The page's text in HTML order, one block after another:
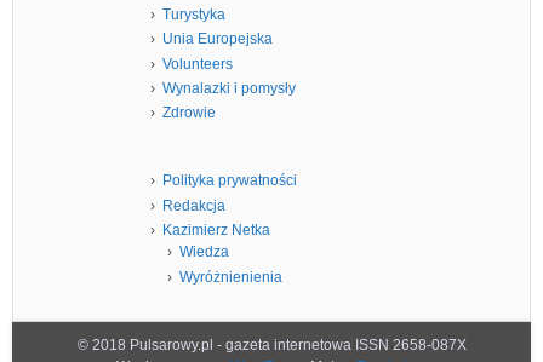
Turystyka
Unia Europejska
Volunteers
Wynalazki i pomysły
Zdrowie
Polityka prywatności
Redakcja
Kazimierz Netka
Wiedza
Wyróżnienienia
© 2018 Pulsarowy.pl - gazeta internetowa ISSN 2658-087X